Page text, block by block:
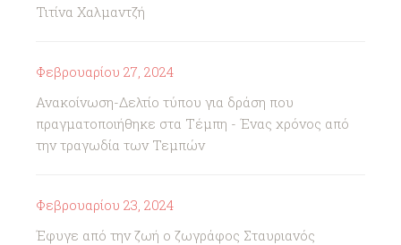
Τιτίνα Χαλμαντζή
Φεβρουαρίου 27, 2024
Ανακοίνωση-Δελτίο τύπου για δράση που
πραγματοποιήθηκε στα Τέμπη - Ένας χρόνος από
την τραγωδία των Τεμπών
Φεβρουαρίου 23, 2024
Έφυγε από την ζωή ο ζωγράφος Σταυριανός